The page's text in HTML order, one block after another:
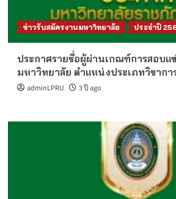
ข่าวรับสมัครงานมหาวิทยาลัย ประจำปี
ประกาศรายชื่อผู้ผ่านเกณฑ์การสอบ
มหาวิทยาลัย ตำแหน่งประเภทวิชากา
adminLPRU 3 ปี ago